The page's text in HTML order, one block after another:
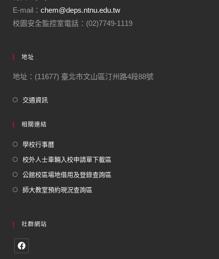
E-mail：chem@deps.ntnu.edu.tw
校園安全監控室電話：(02)7749-1119
地址
地址：(11677) 臺北市文山區汀州路4段88號
交通資訊
相關連結
學校行事曆
校外人士車輛入校申請單下載區
公館校區場地借用及登錄查詢區
師大教室預約現況查詢區
社群網站